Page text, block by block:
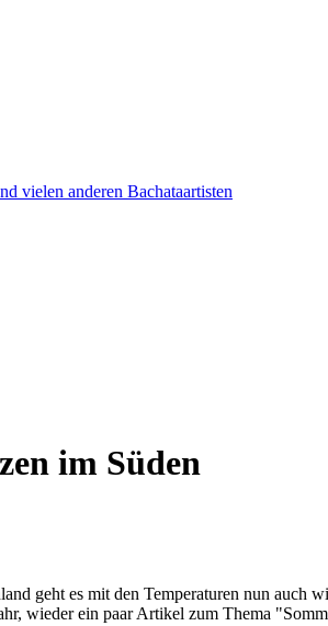
vielen anderen Bachataartisten
im Süden
geht es mit den Temperaturen nun auch
wieder ein paar Artikel zum Thema